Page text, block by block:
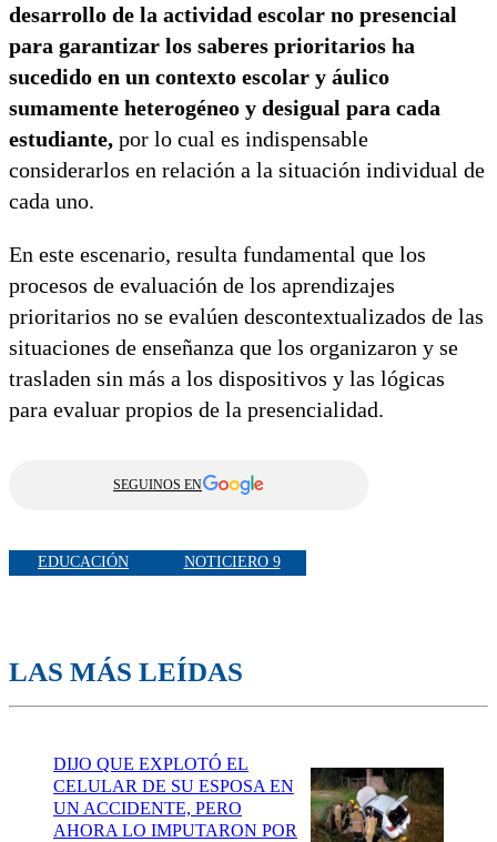
desarrollo de la actividad escolar no presencial
para garantizar los saberes prioritarios ha
sucedido en un contexto escolar y áulico
sumamente heterogéneo y desigual para cada
estudiante, por lo cual es indispensable
considerarlos en relación a la situación individual de
cada uno.
En este escenario, resulta fundamental que los
procesos de evaluación de los aprendizajes
prioritarios no se evalúen descontextualizados de las
situaciones de enseñanza que los organizaron y se
trasladen sin más a los dispositivos y las lógicas
para evaluar propios de la presencialidad.
SEGUINOS EN
EDUCACIÓN NOTICIERO 9
LAS MÁS LEÍDAS
DIJO QUE EXPLOTÓ EL
CELULAR DE SU ESPOSA EN
UN ACCIDENTE, PERO
AHORA LO IMPUTARON POR